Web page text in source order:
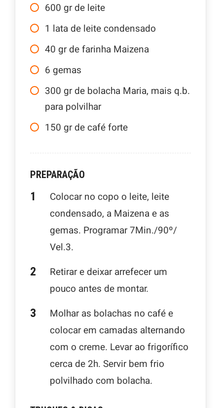
600 gr de leite
1 lata de leite condensado
40 gr de farinha Maizena
6 gemas
300 gr de bolacha Maria, mais q.b.
para polvilhar
150 gr de café forte
PREPARAÇÃO
Colocar no copo o leite, leite
condensado, a Maizena e as
gemas. Programar 7Min./90º/
Vel.3.
Retirar e deixar arrefecer um
pouco antes de montar.
Molhar as bolachas no café e
colocar em camadas alternando
com o creme. Levar ao frigorífico
cerca de 2h. Servir bem frio
polvilhado com bolacha.